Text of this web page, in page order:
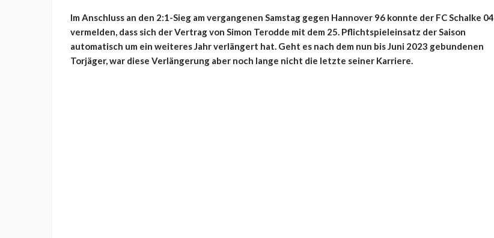
Im Anschluss an den 2:1-Sieg am vergangenen Samstag gegen Hannover 96 konnte der FC Schalke 04
vermelden, dass sich der Vertrag von Simon Terodde mit dem 25. Pflichtspieleinsatz der Saison
automatisch um ein weiteres Jahr verlängert hat. Geht es nach dem nun bis Juni 2023 gebundenen
Torjäger, war diese Verlängerung aber noch lange nicht die letzte seiner Karriere.